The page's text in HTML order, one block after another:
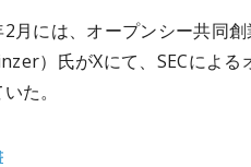
月には、オープンシー共同
）氏がXにて、SECによ
た。